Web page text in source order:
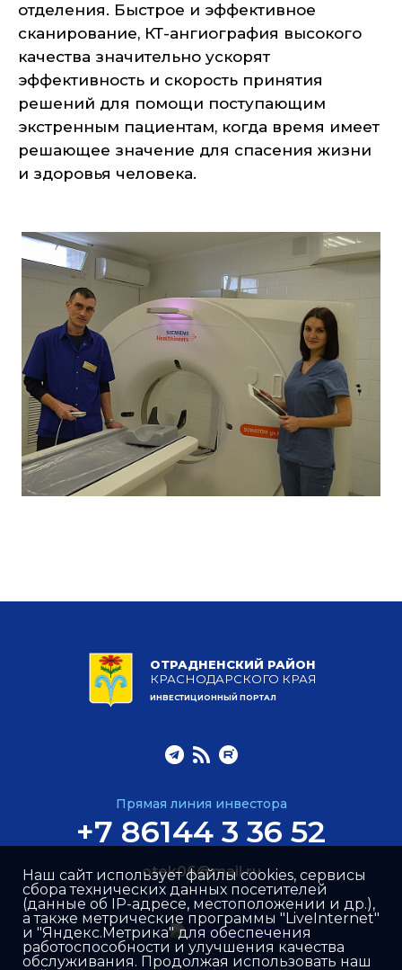
отделения. Быстрое и эффективное
сканирование, КТ-ангиография высокого
качества значительно ускорят
эффективность и скорость принятия
решений для помощи поступающим
экстренным пациентам, когда время имеет
решающее значение для спасения жизни
и здоровья человека.
ОТРАДНЕНСКИЙ РАЙОН
КРАСНОДАРСКОГО КРАЯ
ИНВЕСТИЦИОННЫЙ ПОРТАЛ
Прямая линия инвестора
+7 86144 3 36 52
otek06@mail.ru
Наш сайт использует файлы cookies, сервисы
сбора технических данных посетителей
(данные об IP-адресе, местоположении и др.),
а также метрические программы "LiveInternet"
и "Яндекс.Метрика" для обеспечения
работоспособности и улучшения качества
обслуживания. Продолжая использовать наш